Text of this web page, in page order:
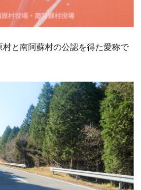
と南阿蘇村の公認を得た愛称で